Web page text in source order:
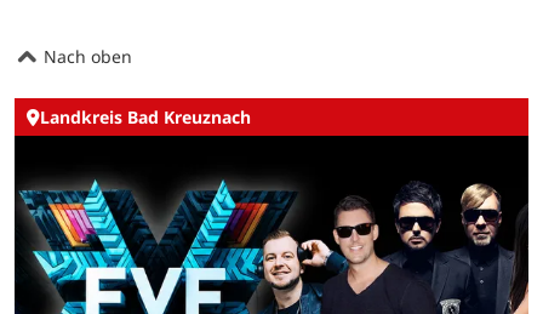
Nach oben
Landkreis Bad Kreuznach